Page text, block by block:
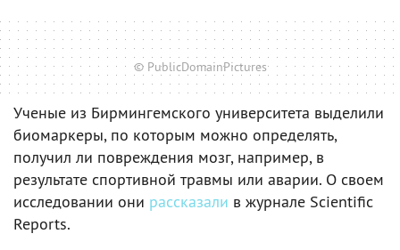
© PublicDomainPictures
Ученые из Бирмингемского университета выделили
биомаркеры, по которым можно определять,
получил ли повреждения мозг, например, в
результате спортивной травмы или аварии. О своем
исследовании они рассказали в журнале Scientific
Reports.